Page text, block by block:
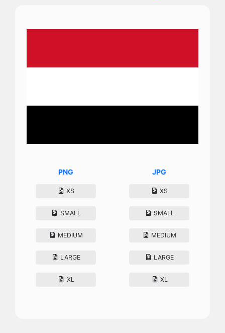
PNG
XS
SMALL
MEDIUM
LARGE
XL
JPG
XS
SMALL
MEDIUM
LARGE
XL